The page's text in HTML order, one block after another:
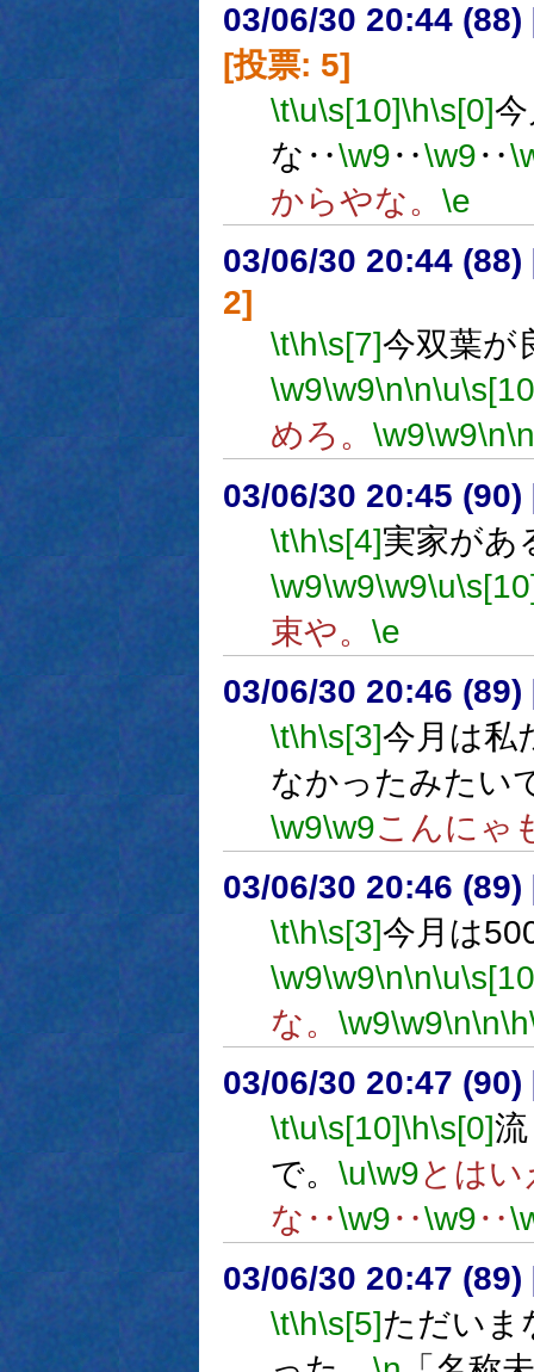
03/06/30 20:44 (88)
[投票: 5]
\t\u\s[10]\h\s[0]
な‥\w9‥\w9‥
からやな。 \e
03/06/30 20:44 (88)
2]
\t\h\s[7]今双葉が
\w9\w9\n\n\u
めろ。 \w9\w9\n\n
03/06/30 20:45 (90)
\t\h\s[4]実家があ
\w9\w9\w9\u
束や。 \e
03/06/30 20:46 (89)
\t\h\s[3]今月は私
なかったみたい
\w9\w9こんにゃ
03/06/30 20:46 (89)
\t\h\s[3]今月は
\w9\w9\n\n\u
な。 \w9\w9\n\n\h
03/06/30 20:47 (90)
\t\u\s[10]\h\s[0]
で。 \u\w9とは
な‥\w9‥\w9‥
03/06/30 20:47 (89)
\t\h\s[5]ただいま